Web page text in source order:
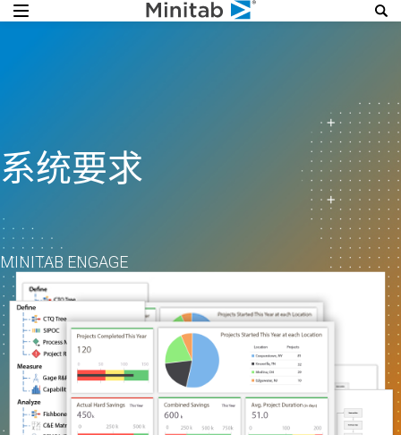
系统要求
MINITAB ENGAGE